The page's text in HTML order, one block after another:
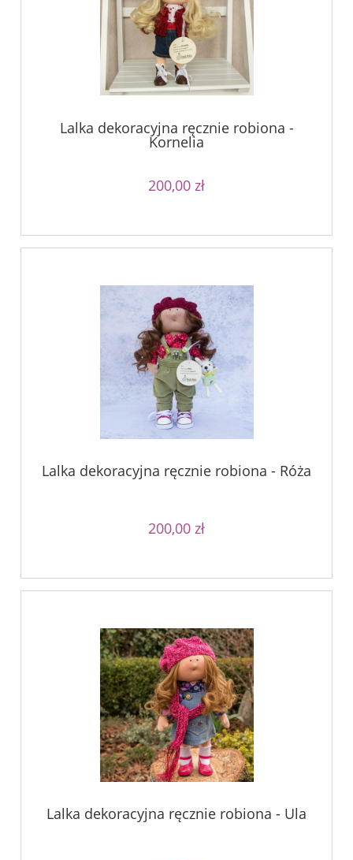
Lalka dekoracyjna ręcznie robiona -
Kornelia
200,00 zł
Lalka dekoracyjna ręcznie robiona - Róża
200,00 zł
Lalka dekoracyjna ręcznie robiona - Ula